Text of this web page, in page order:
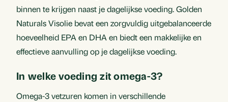
binnen te krijgen naast je dagelijkse voeding. Golden
Naturals Visolie bevat een zorgvuldig uitgebalanceerde
hoeveelheid EPA en DHA en biedt een makkelijke en
effectieve aanvulling op je dagelijkse voeding.
In welke voeding zit omega-3?
Omega-3 vetzuren komen in verschillende